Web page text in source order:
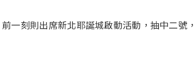
一刻則出席新北耶誕城啟動活動，抽中二號